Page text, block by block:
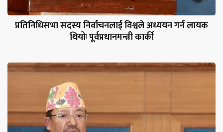
प्रतिनिधिसभा सदस्य निर्वाचनलाई विश्वले अध्ययन गर्न लायक
थियोः पूर्वप्रधानमन्त्री कार्की